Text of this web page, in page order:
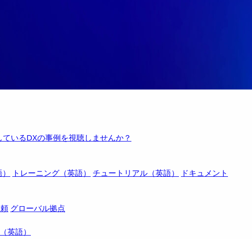
いるDXの事例を視聴しませんか？
トレーニング（英語） チュートリアル（英語）
ドキュメント
グローバル拠点
英語）